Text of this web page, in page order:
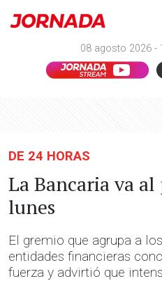
08 agosto 2026 -
DE 24 HORAS
La Bancaria va
lunes
El gremio que agrupa a
entidades financieras
fuerza y advirtió que